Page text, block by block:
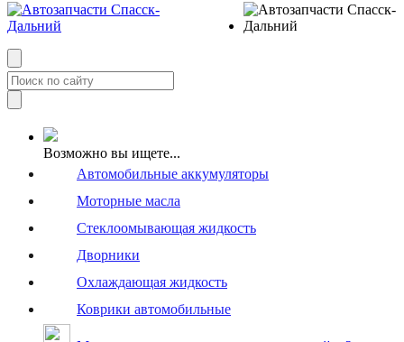
Возможно вы ищете...
Автомобильные аккумуляторы
Моторные масла
Стеклоомывающая жидкость
Дворники
Охлаждающая жидкость
Коврики автомобильные